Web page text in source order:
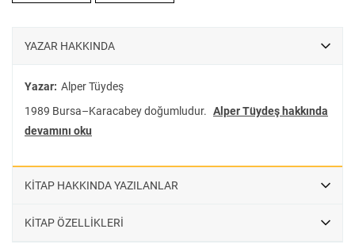
YAZAR HAKKINDA
Yazar: Alper Tüydeş
1989 Bursa–Karacabey doğumludur. Alper Tüydeş hakkında
devamını oku
KİTAP HAKKINDA YAZILANLAR
KİTAP ÖZELLİKLERİ